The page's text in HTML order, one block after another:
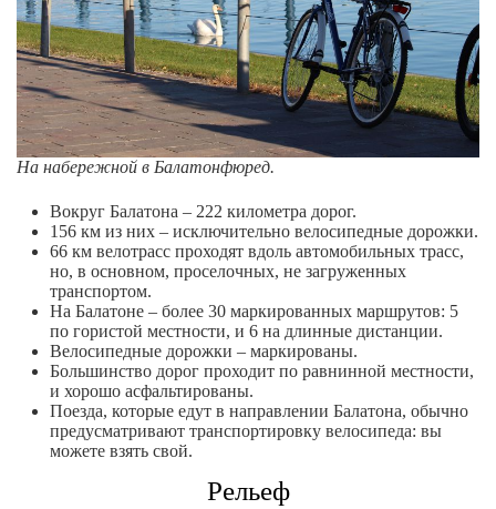
На набережной в Балатонфюред.
Вокруг Балатона – 222 километра дорог.
156 км из них – исключительно велосипедные дорожки.
66 км велотрасс проходят вдоль автомобильных трасс,
но, в основном, проселочных, не загруженных
транспортом.
На Балатоне – более 30 маркированных маршрутов: 5
по гористой местности, и 6 на длинные дистанции.
Велосипедные дорожки – маркированы.
Большинство дорог проходит по равнинной местности,
и хорошо асфальтированы.
Поезда, которые едут в направлении Балатона, обычно
предусматривают транспортировку велосипеда: вы
можете взять свой.
Рельеф